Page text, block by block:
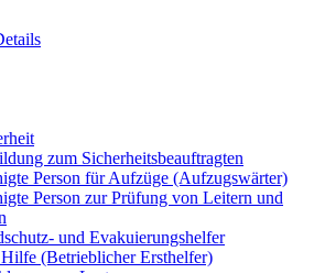
zum Sicherheitsbeauftragten
Person für Aufzüge (Aufzugswärter)
Person zur Prüfung von Leitern und
und Evakuierungshelfer
(Betrieblicher Ersthelfer)